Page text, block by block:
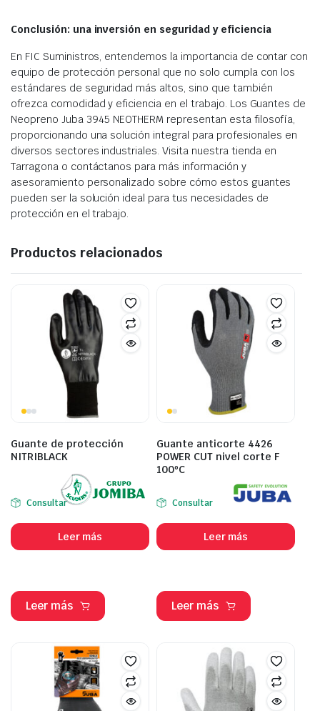
Conclusión: una inversión en seguridad y eficiencia
En FIC Suministros, entendemos la importancia de contar con
equipo de protección personal que no solo cumpla con los
estándares de seguridad más altos, sino que también
ofrezca comodidad y eficiencia en el trabajo. Los Guantes de
Neopreno Juba 3945 NEOTHERM representan esta filosofía,
proporcionando una solución integral para profesionales en
diversos sectores industriales. Visita nuestra tienda en
Tarragona o contáctanos para más información y
asesoramiento personalizado sobre cómo estos guantes
pueden ser la solución ideal para tus necesidades de
protección en el trabajo.
Productos relacionados
Guante de protección
NITRIBLACK
Consultar
Leer más
Leer más
Guante anticorte 4426
POWER CUT nivel corte F
100ºC
Consultar
Leer más
Leer más